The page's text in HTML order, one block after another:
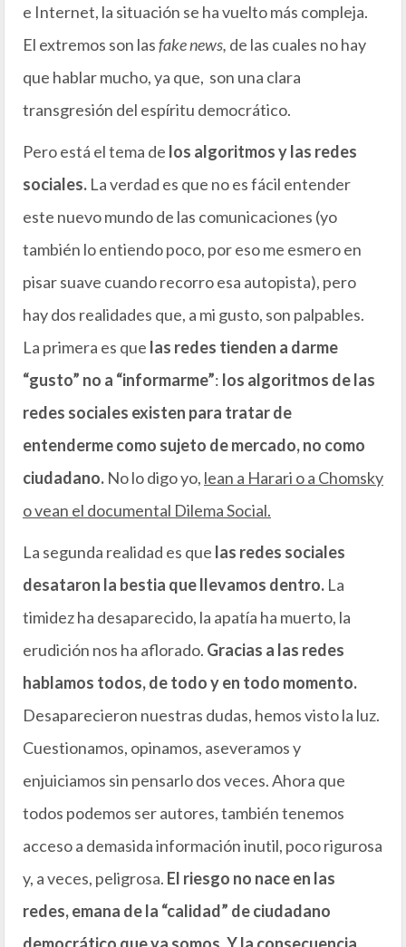
e Internet, la situación se ha vuelto más compleja.
El extremos son lasfake news, de las cuales no hay
que hablar mucho, ya que, son una clara
transgresión del espíritu democrático.
Pero está el tema de los algoritmos y las redes
sociales. La verdad es que no es fácil entender
este nuevo mundo de las comunicaciones (yo
también lo entiendo poco, por eso me esmero en
pisar suave cuando recorro esa autopista), pero
hay dos realidades que, a mi gusto, son palpables.
La primera es que las redes tienden a darme
“gusto” no a “informarme”: los algoritmos de las
redes sociales existen para tratar de
entenderme como sujeto de mercado, no como
ciudadano. No lo digo yo, lean a Harari o a Chomsky
o vean el documental Dilema Social.
La segunda realidad es que las redes sociales
desataron la bestia que llevamos dentro. La
timidez ha desaparecido, la apatía ha muerto, la
erudición nos ha aflorado. Gracias a las redes
hablamos todos, de todo y en todo momento.
Desaparecieron nuestras dudas, hemos visto la luz.
Cuestionamos, opinamos, aseveramos y
enjuiciamos sin pensarlo dos veces. Ahora que
todos podemos ser autores, también tenemos
acceso a demasida información inutil, poco rigurosa
y, a veces, peligrosa. El riesgo no nace en las
redes, emana de la “calidad” de ciudadano